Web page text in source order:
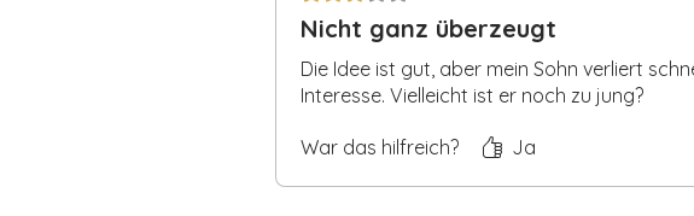
Nicht ganz überzeugt
Die Idee ist gut, aber mein Sohn verliert
Interesse. Vielleicht ist er noch zu jung?
War das hilfreich? Ja